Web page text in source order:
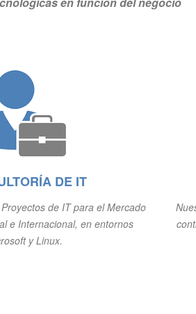
DE IT
de IT para el Mercado
e Internacional, en entornos
y Linux.